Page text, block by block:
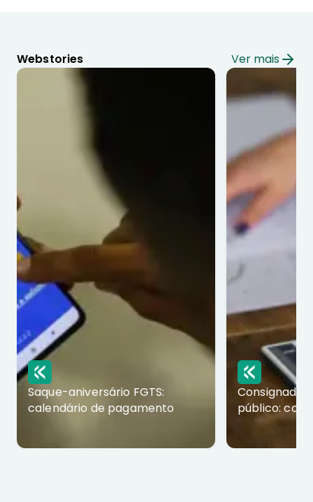
Webstories Ver mais
Saque-aniversário FGTS:
calendário de pagamento
Consignado
público: